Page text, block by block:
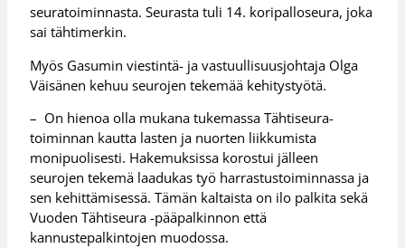
seuratoiminnasta. Seurasta tuli 14. koripalloseura, joka
sai tähtimerkin.
Myös Gasumin viestintä- ja vastuullisuusjohtaja Olga
Väisänen kehuu seurojen tekemää kehitystyötä.
– On hienoa olla mukana tukemassa Tähtiseura-
toiminnan kautta lasten ja nuorten liikkumista
monipuolisesti. Hakemuksissa korostui jälleen
seurojen tekemä laadukas työ harrastustoiminnassa ja
sen kehittämisessä. Tämän kaltaista on ilo palkita sekä
Vuoden Tähtiseura -pääpalkinnon että
kannustepalkintojen muodossa.